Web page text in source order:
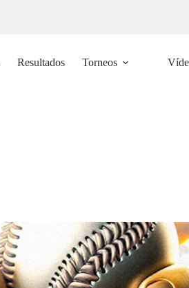
Resultados Torneos